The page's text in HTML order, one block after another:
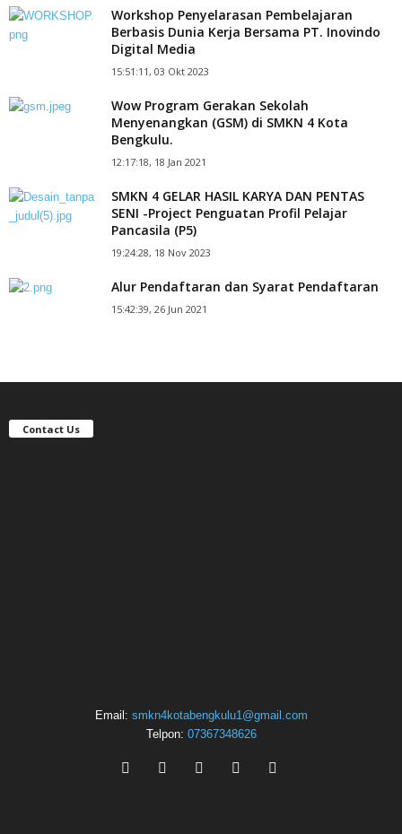
Workshop Penyelarasan Pembelajaran
Berbasis Dunia Kerja Bersama PT. Inovindo
Digital Media
15:51:11, 03 Okt 2023
Wow Program Gerakan Sekolah
Menyenangkan (GSM) di SMKN 4 Kota
Bengkulu.
12:17:18, 18 Jan 2021
SMKN 4 GELAR HASIL KARYA DAN PENTAS
SENI -Project Penguatan Profil Pelajar
Pancasila (P5)
19:24:28, 18 Nov 2023
Alur Pendaftaran dan Syarat Pendaftaran
15:42:39, 26 Jun 2021
Contact Us
Email: smkn4kotabengkulu1@gmail.com
Telpon: 07367348626